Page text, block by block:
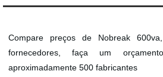
Compare preços de Nobreak
fornecedores, faça um
aproximadamente 500 fabricantes